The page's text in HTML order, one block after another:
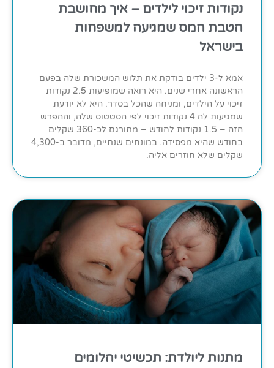
נקודות זיכוי לילדים – איך מחושבת
הטבת המס שמגיעה למשפחות
בישראל
אמא ל-3 ילדים בודקת את תלוש המשכורת שלה בפעם
הראשונה אחרי שנים. היא רואה שמופיעות 2.5 נקודות
זיכוי על הילדים, ומניחה שהכל בסדר. היא לא יודעת
שמגיעות לה 4 נקודות זיכוי לפי הסטטוס שלה, וההפרש
הזה – 1.5 נקודות לחודש – מתורגם לכ-360 שקלים
בחודש שהיא מפסידה. במונחים שנתיים, מדובר ב-4,300
שקלים שלא חוזרים אליה.
מתנות ליולדת: תכשיטי יהלומים